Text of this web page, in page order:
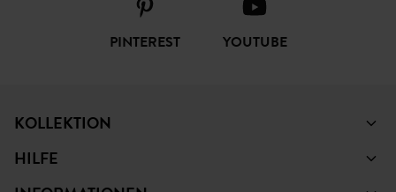
PINTEREST YOUTUBE
KOLLEKTION
HILFE